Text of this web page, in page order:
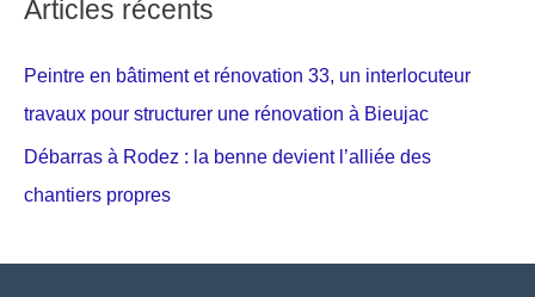
Articles récents
Peintre en bâtiment et rénovation 33, un interlocuteur
travaux pour structurer une rénovation à Bieujac
Débarras à Rodez : la benne devient l’alliée des
chantiers propres